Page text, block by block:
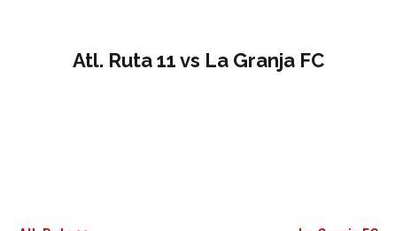
Atl. Ruta 11 vs La Granja FC